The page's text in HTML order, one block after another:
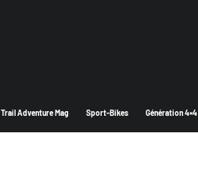
Trail Adventure Mag Sport-Bikes Génération 4×4